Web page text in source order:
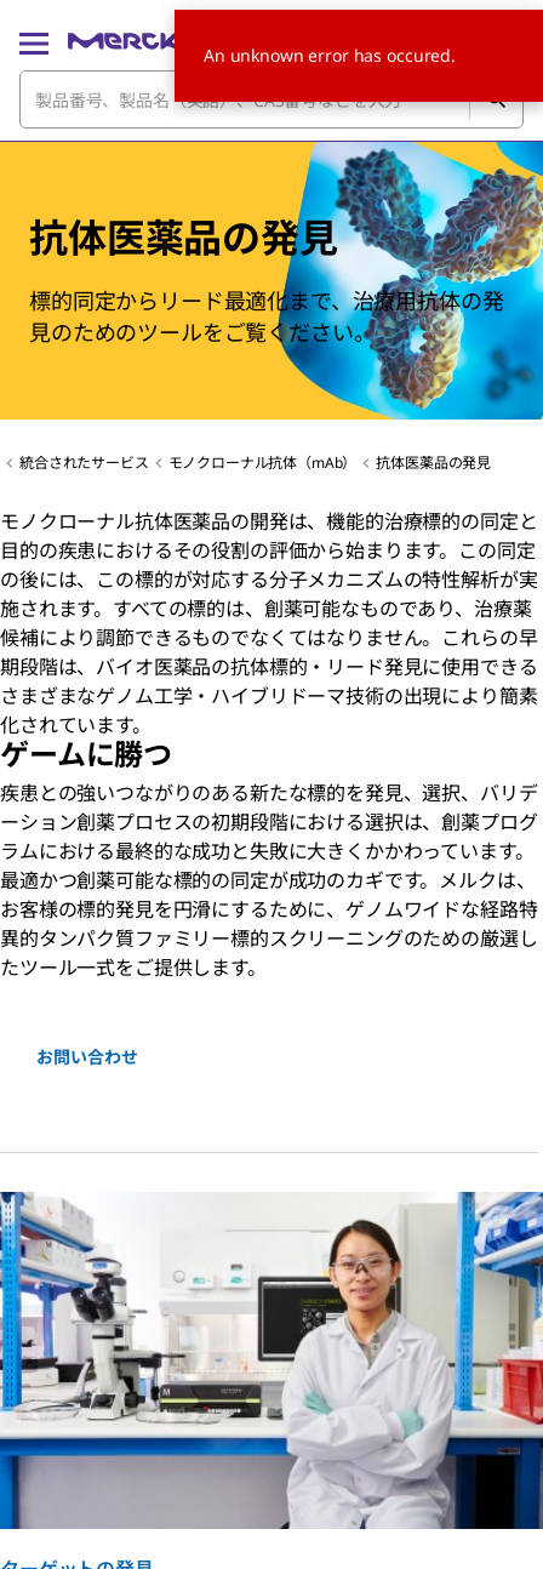
抗体医薬品の発見
標的同定からリード最適化まで、治療用抗体の発
見のためのツールをご覧ください。
統合されたサービス モノクローナル抗体（mAb） 抗体医薬品の発見
モノクローナル抗体医薬品の開発は、機能的治療標的の同定と
目的の疾患におけるその役割の評価から始まります。この同定
の後には、この標的が対応する分子メカニズムの特性解析が実
施されます。すべての標的は、創薬可能なものであり、治療薬
候補により調節できるものでなくてはなりません。これらの早
期段階は、バイオ医薬品の抗体標的・リード発見に使用できる
さまざまなゲノム工学・ハイブリドーマ技術の出現により簡素
化されています。
ゲームに勝つ
疾患との強いつながりのある新たな標的を発見、選択、バリデ
ーション創薬プロセスの初期段階における選択は、創薬プログ
ラムにおける最終的な成功と失敗に大きくかかわっています。
最適かつ創薬可能な標的の同定が成功のカギです。メルクは、
お客様の標的発見を円滑にするために、ゲノムワイドな経路特
異的タンパク質ファミリー標的スクリーニングのための厳選し
たツール一式をご提供します。
お問い合わせ
An unknown error has occured.